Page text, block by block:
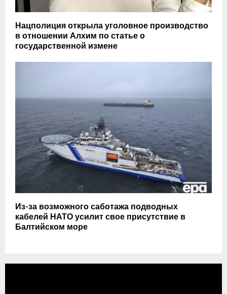
Нацполиция открыла уголовное производство
в отношении Алхим по статье о
государственной измене
Из-за возможного саботажа подводных
кабелей НАТО усилит свое присутствие в
Балтийском море